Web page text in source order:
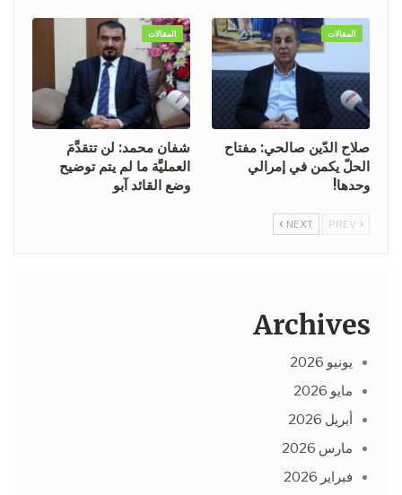
المقالات
صلاح الدّين صالحي: مفتاح
الحلّ يكمن في إمرالي
وحدها!
المقالات
شفان محمد: لن تتقدَّمَ
العمليَّة ما لم يتم توضيح
وضع القائد آبو
NEXT
Archives
يونيو 2026
مايو 2026
أبريل 2026
مارس 2026
فبراير 2026